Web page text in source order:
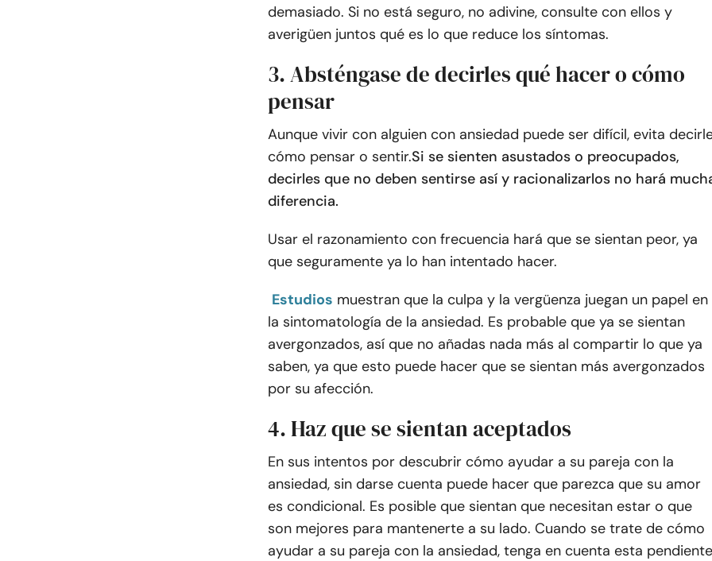
demasiado. Si no está seguro, no adivine, consulte con ellos y
averigüen juntos qué es lo que reduce los síntomas.
3. Absténgase de decirles qué hacer o cómo
pensar
Aunque vivir con alguien con ansiedad puede ser difícil, evita
cómo pensar o sentir.Si se sienten asustados o preocupados,
decirles que no deben sentirse así y racionalizarlos no hará
diferencia.
Usar el razonamiento con frecuencia hará que se sientan peor, ya
que seguramente ya lo han intentado hacer.
Estudios muestran que la culpa y la vergüenza juegan un papel en
la sintomatología de la ansiedad. Es probable que ya se sientan
avergonzados, así que no añadas nada más al compartir lo que ya
saben, ya que esto puede hacer que se sientan más avergonzados
por su afección.
4. Haz que se sientan aceptados
En sus intentos por descubrir cómo ayudar a su pareja con la
ansiedad, sin darse cuenta puede hacer que parezca que su amor
es condicional. Es posible que sientan que necesitan estar o que
son mejores para mantenerte a su lado. Cuando se trate de cómo
ayudar a su pareja con la ansiedad, tenga en cuenta esta pendiente